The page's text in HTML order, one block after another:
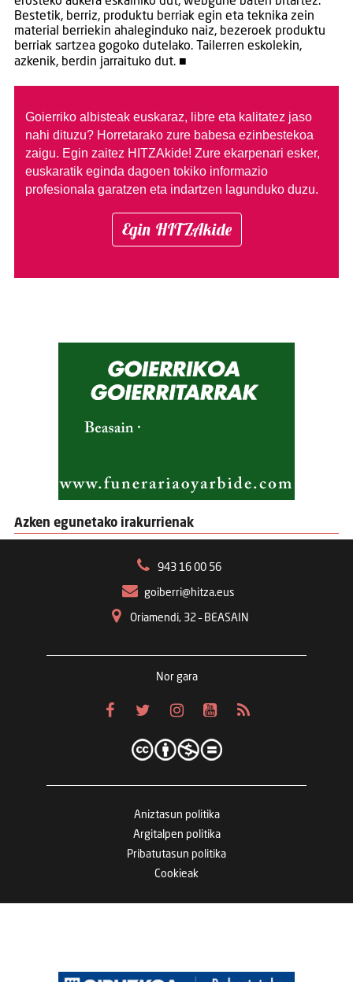
Bestetik, berriz, produktu berriak egin eta teknika zein
material berriekin ahaleginduko naiz, bezeroek produktu
berriak sartzea gogoko dutelako. Tailerren eskolekin,
azkenik, berdin jarraituko dut. ■
Goierriko albisteak euskaraz, libre eta kalitatez jaso
nahi dituzu? Horretarako zure babesa ezinbestekoa
zaigu. Egin zaitez HITZAkide! Zure ekarpenari esker,
euskaratik eginda dagoen tokiko informazio
profesionala garatzen eta indartzen lagunduko duzu.
Egin HITZAkide
Azken egunetako irakurrienak
943 16 00 56
goiberri@hitza.eus
Oriamendi, 32 – BEASAIN
Nor gara
Aniztasun politika
Argitalpen politika
Pribatutasun politika
Cookieak